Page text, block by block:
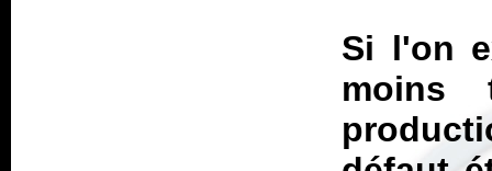
Si l'on
moins